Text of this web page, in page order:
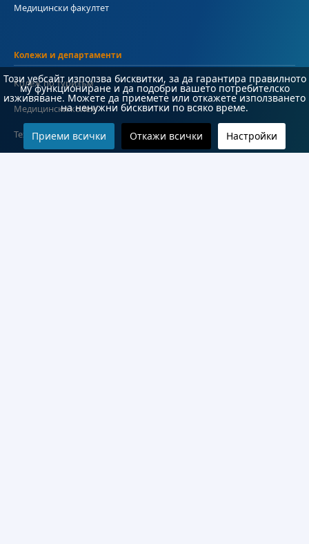
Медицински факултет
Колежи и департаменти
Колеж по туризъм
Медицински колеж
Технически колеж
Този уебсайт използва бисквитки, за да гарантира правилното
му функциониране и да подобри вашето потребителско
изживяване. Можете да приемете или откажете използването
на ненужни бисквитки по всяко време.
Приеми всички Откажи всички Настройки